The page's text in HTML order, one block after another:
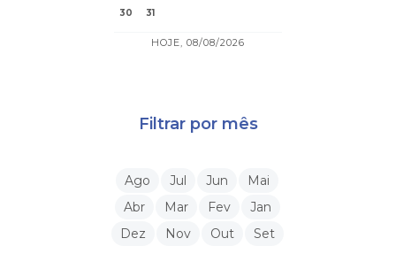
30
31
HOJE, 08/08/2026
Filtrar por mês
Ago Jul Jun
Mai
Abr
Mar Fev
Jan
Dez
Nov Out Set